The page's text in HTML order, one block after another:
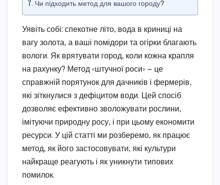
Чи підходить метод для вашого городу?
Уявіть собі: спекотне літо, вода в криниці на
вагу золота, а ваші помідори та огірки благають
вологи. Як врятувати город, коли кожна крапля
на рахунку? Метод «штучної роси» — це
справжній порятунок для дачників і фермерів,
які зіткнулися з дефіцитом води. Цей спосіб
дозволяє ефективно зволожувати рослини,
імітуючи природну росу, і при цьому економити
ресурси. У цій статті ми розберемо, як працює
метод, як його застосовувати, які культури
найкраще реагують і як уникнути типових
помилок.